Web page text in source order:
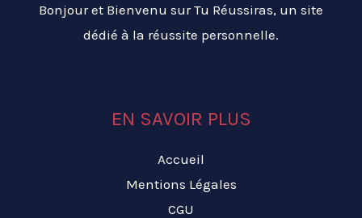
Bonjour et Bienvenu sur Tu Réussiras, un site
dédié à la réussite personnelle.
EN SAVOIR PLUS
Accueil
Mentions Légales
CGU